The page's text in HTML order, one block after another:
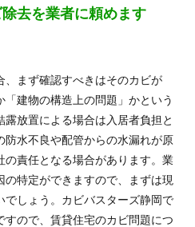
除去を業者に頼めます
まず確認すべきはそのカビが
「建物の構造上の問題」かという
放置による場合は入居者負担と
防水不良や配管からの水漏れが原
の責任となる場合があります。業
特定ができますので、まずは現
しょう。カビバスターズ静岡で
ので、賃貸住宅のカビ問題につ